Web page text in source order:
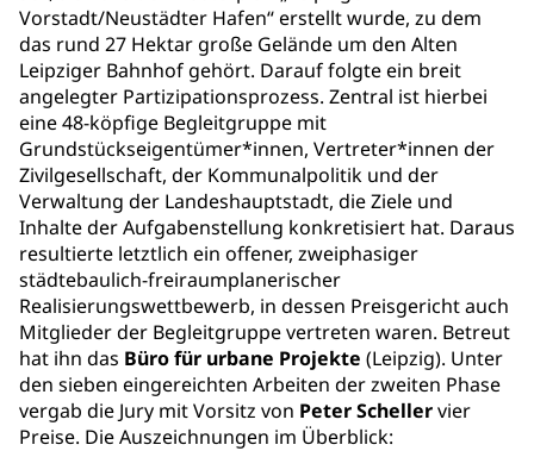
Vorstadt/Neustädter Hafen“ erstellt wurde, zu dem
das rund 27 Hektar große Gelände um den Alten
Leipziger Bahnhof gehört. Darauf folgte ein breit
angelegter Partizipationsprozess. Zentral ist hierbei
eine 48-köpfige Begleitgruppe mit
Grundstückseigentümer*innen, Vertreter*innen der
Zivilgesellschaft, der Kommunalpolitik und der
Verwaltung der Landeshauptstadt, die Ziele und
Inhalte der Aufgabenstellung konkretisiert hat. Daraus
resultierte letztlich ein offener, zweiphasiger
städtebaulich-freiraumplanerischer
Realisierungswettbewerb, in dessen Preisgericht auch
Mitglieder der Begleitgruppe vertreten waren. Betreut
hat ihn das Büro für urbane Projekte (Leipzig). Unter
den sieben eingereichten Arbeiten der zweiten Phase
vergab die Jury mit Vorsitz von Peter Schellervier
Preise. Die Auszeichnungen im Überblick: